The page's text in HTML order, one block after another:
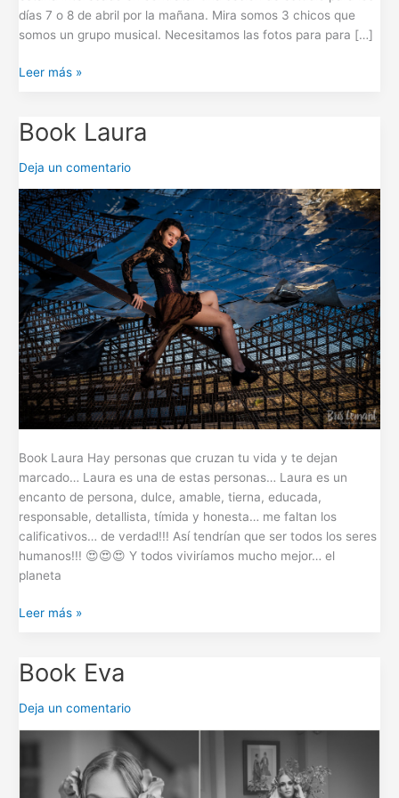
días 7 o 8 de abril por la mañana. Mira somos 3 chicos que
somos un grupo musical. Necesitamos las fotos para para […]
Leer más »
Book Laura
Deja un comentario
Book Laura Hay personas que cruzan tu vida y te dejan
marcado… Laura es una de estas personas… Laura es un
encanto de persona, dulce, amable, tierna, educada,
responsable, detallista, tímida y honesta… me faltan los
calificativos… de verdad!!! Así tendrían que ser todos los seres
humanos!!! 😍😍😍 Y todos viviríamos mucho mejor… el
planeta
Book
Laura
Leer más »
Book Eva
Deja un comentario
Book
Eva